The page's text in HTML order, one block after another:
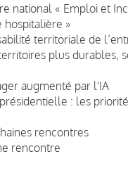
national « Emploi et
»
territoriale de
plus durables,
augmenté par l'IA
: les
rencontres
rencontre